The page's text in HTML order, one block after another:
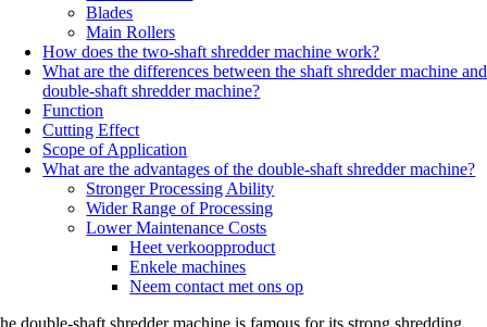
Blades
Main Rollers
How does the two-shaft shredder machine work?
What are the differences between the shaft shredder machine and
double-shaft shredder machine?
Function
Cutting Effect
Scope of Application
What are the advantages of the double-shaft shredder machine?
Stronger Processing Ability
Wider Range of Processing
Lower Maintenance Costs
Heet verkoopproduct
Enkele machines
Neem contact met ons op
double-shaft shredder machine is famous for its strong shredding